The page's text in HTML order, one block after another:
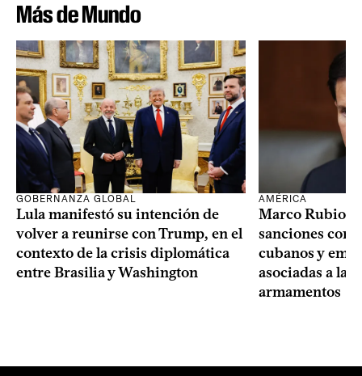
Más de Mundo
GOBERNANZA GLOBAL
Lula manifestó su intención de
volver a reunirse con Trump, en el
contexto de la crisis diplomática
entre Brasilia y Washington
AMÉRICA
Marco Rubio
sanciones
cubanos y
asociadas a la
armamentos